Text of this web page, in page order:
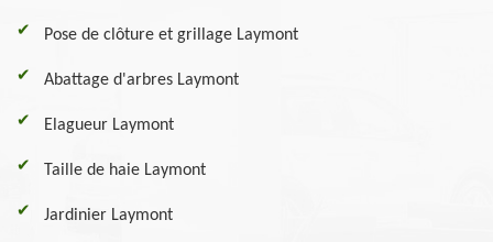
Pose de clôture et grillage Laymont
Abattage d'arbres Laymont
Elagueur Laymont
Taille de haie Laymont
Jardinier Laymont